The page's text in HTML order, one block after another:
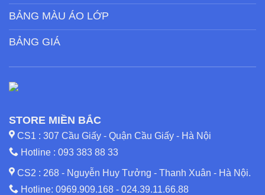
BẢNG MÀU ÁO LỚP
BẢNG GIÁ
STORE MIỀN BẮC
CS1 : 307 Cầu Giấy - Quận Cầu Giấy - Hà Nội
Hotline : 093 383 88 33
CS2 : 268 - Nguyễn Huy Tưởng - Thanh Xuân - Hà Nội.
Hotline: 0969.909.168 - 024.39.11.66.88